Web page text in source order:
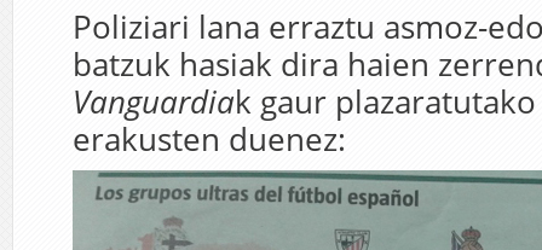
Poliziari lana erraztu asmoz-
batzuk hasiak dira haien
Vanguardiak gaur
erakusten duenez: